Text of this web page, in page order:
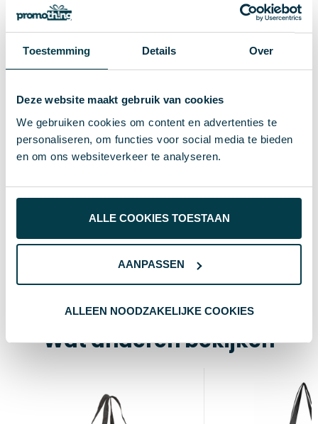
Toestemming Details Over
Deze website maakt gebruik van cookies
We gebruiken cookies om content en advertenties te
personaliseren, om functies voor social media te bieden
en om ons websiteverkeer te analyseren.
ALLE COOKIES TOESTAAN
AANPASSEN
ALLEEN NOODZAKELIJKE COOKIES
Materiaal Polyester 600D, Metaal, Rubber
Maat # Geen maat
742 g
Merk IMPRESSION
Soort Standaard uitvoering
26 cm
Lengte 49 cm
Wat anderen bekijken